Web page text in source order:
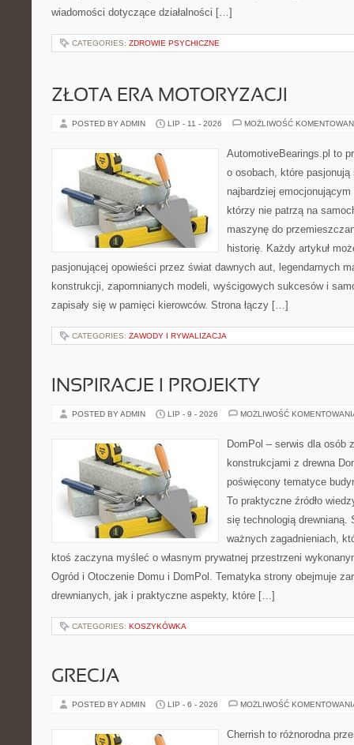
wiadomości dotyczące działalności […]
CATEGORIES: ZDROWIE PSYCHICZNE
ZŁOTA ERA MOTORYZACJI
POSTED BY ADMIN LIP - 11 - 2026 MOŻLIWOŚĆ
AutomotiveBearings.pl to
o osobach, które
najbardziej
którzy nie patrzą na
maszynę do
historię. Każdy artykuł
pasjonującej opowieści przez świat dawnych aut, legendarnych
konstrukcji, zapomnianych modeli, wyścigowych sukcesów i
zapisały się w pamięci kierowców. Strona łączy […]
CATEGORIES: ZAWODY I RYWALIZACJA
INSPIRACJE I PROJEKTY
POSTED BY ADMIN LIP - 9 - 2026 MOŻLIWOŚĆ
DomPol – serwis dla osób
konstrukcjami z drewna
poświęcony tematyce
To praktyczne źródło
się technologią drewnianą.
ważnych zagadnieniach,
ktoś zaczyna myśleć o własnym prywatnej przestrzeni
Ogród i Otoczenie Domu i DomPol. Tematyka strony obejmuje
drewnianych, jak i praktyczne aspekty, które […]
CATEGORIES: KOSZYKÓWKA
GRECJA
POSTED BY ADMIN LIP - 6 - 2026 MOŻLIWOŚĆ
Cherrish to różnorodna